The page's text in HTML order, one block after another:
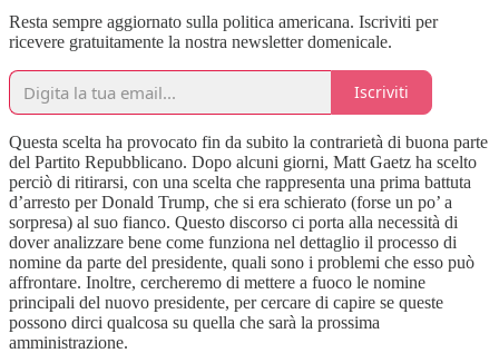
Resta sempre aggiornato sulla politica americana. Iscriviti per
ricevere gratuitamente la nostra newsletter domenicale.
Iscriviti
Questa scelta ha provocato fin da subito la contrarietà di buona parte
del Partito Repubblicano. Dopo alcuni giorni, Matt Gaetz ha scelto
perciò di ritirarsi, con una scelta che rappresenta una prima battuta
d’arresto per Donald Trump, che si era schierato (forse un po’ a
sorpresa) al suo fianco. Questo discorso ci porta alla necessità di
dover analizzare bene come funziona nel dettaglio il processo di
nomine da parte del presidente, quali sono i problemi che esso può
affrontare. Inoltre, cercheremo di mettere a fuoco le nomine
principali del nuovo presidente, per cercare di capire se queste
possono dirci qualcosa su quella che sarà la prossima
amministrazione.